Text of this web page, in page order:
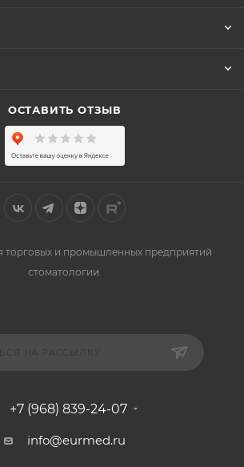
ОСТАВИТЬ ОТЗЫВ
торговых и промышленных предприятий
стоматологии.
+7 (968) 839-24-07
info@eurmed.ru